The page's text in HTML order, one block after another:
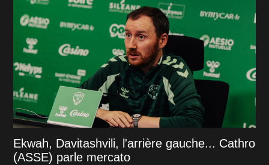
Ekwah, Davitashvili, l'arrière gauche... Cathro
(ASSE) parle mercato